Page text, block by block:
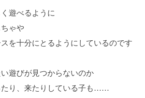
遊べるように
ゃや
を十分にとるようにしているのです
遊びが見つからないのか
たり、来たりしている子も……